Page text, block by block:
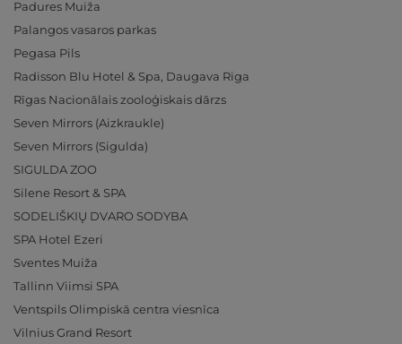
Padures Muiža
Palangos vasaros parkas
Pegasa Pils
Radisson Blu Hotel & Spa, Daugava Riga
Rīgas Nacionālais zooloģiskais dārzs
Seven Mirrors (Aizkraukle)
Seven Mirrors (Sigulda)
SIGULDA ZOO
Silene Resort & SPA
SODELIŠKIŲ DVARO SODYBA
SPA Hotel Ezeri
Sventes Muiža
Tallinn Viimsi SPA
Ventspils Olimpiskā centra viesnīca
Vilnius Grand Resort